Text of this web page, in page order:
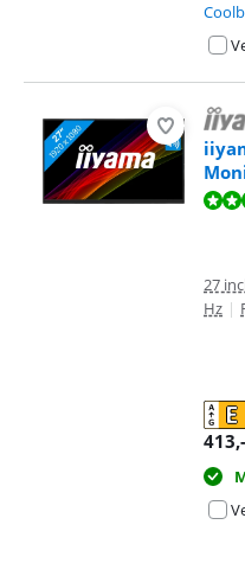
Beoordeling is 9,2 van de 10,
27
Hz |
413,-